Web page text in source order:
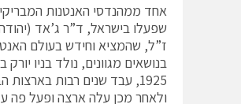
אחד ממהנדסי האנטנות
שפעלו בישראל, ד”ר ג’אד
ז”ל, שהמציא וחידש בעולם
בנושאים מגוונים, נולד בניו יורק
1925, עבד שנים רבות בארצות
ולאחר מכן עלה ארצה ופעל פה